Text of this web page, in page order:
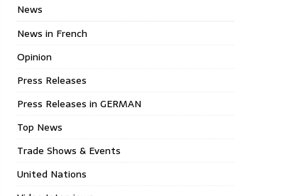
News
News in French
Opinion
Press Releases
Press Releases in GERMAN
Top News
Trade Shows & Events
United Nations